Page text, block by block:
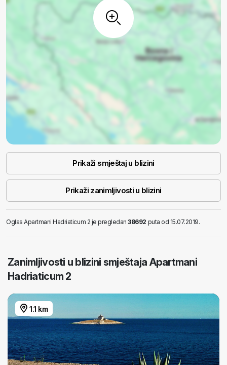
Prikaži smještaj u blizini
Prikaži zanimljivosti u blizini
Oglas Apartmani Hadriaticum 2 je pregledan38692 puta od 15.07.2019.
Zanimljivosti u blizini smještaja Apartmani
Hadriaticum 2
1.1 km